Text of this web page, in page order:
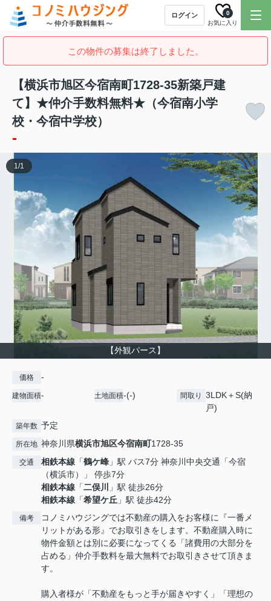
ログイン
お気に入り
0
この物件の募集は終了しました。
【横浜市旭区今宿南町1728-35新築戸建
て】★仲介手数料無料★（今宿南小学
校・今宿中学校）
-
【外観パース】
1/1
価格 -
建物面積- 土地面積-(-) 間取り
3LDK＋S(納
戸)
築年数 予定
所在地 神奈川県横浜市旭区今宿南町1728-35
交通 相鉄本線 「鶴ケ峰 」駅 バス7分 神奈川中央交通「今宿
（横浜市）」 停歩7分
相鉄本線 「二俣川
」駅 徒歩26分
相鉄本線 「希望ケ丘 」駅 徒歩42分
備考
コノミハウジングでは不動産の購入をお客様に『一番メ
リットがある形』でお取引きをします。不動産購入時に
物件金額とは別に必要になってくる「諸費用の大部分を
占める」仲介手数料を最大無料でお取引きさせて頂きま
す。
購入者様が「不動産をもっと手が届きやすく」「理想の